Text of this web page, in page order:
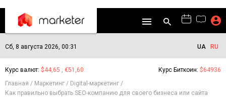
Сб, 8 августа 2026, 00:31 UA RU
Курс валют: $44,65 , €51,60 Курс Биткоин: $64936
Главная
Маркетинг
Digital-маркетинг
Как правильно выбрать SEO-компанию для своего бизнеса или сайта